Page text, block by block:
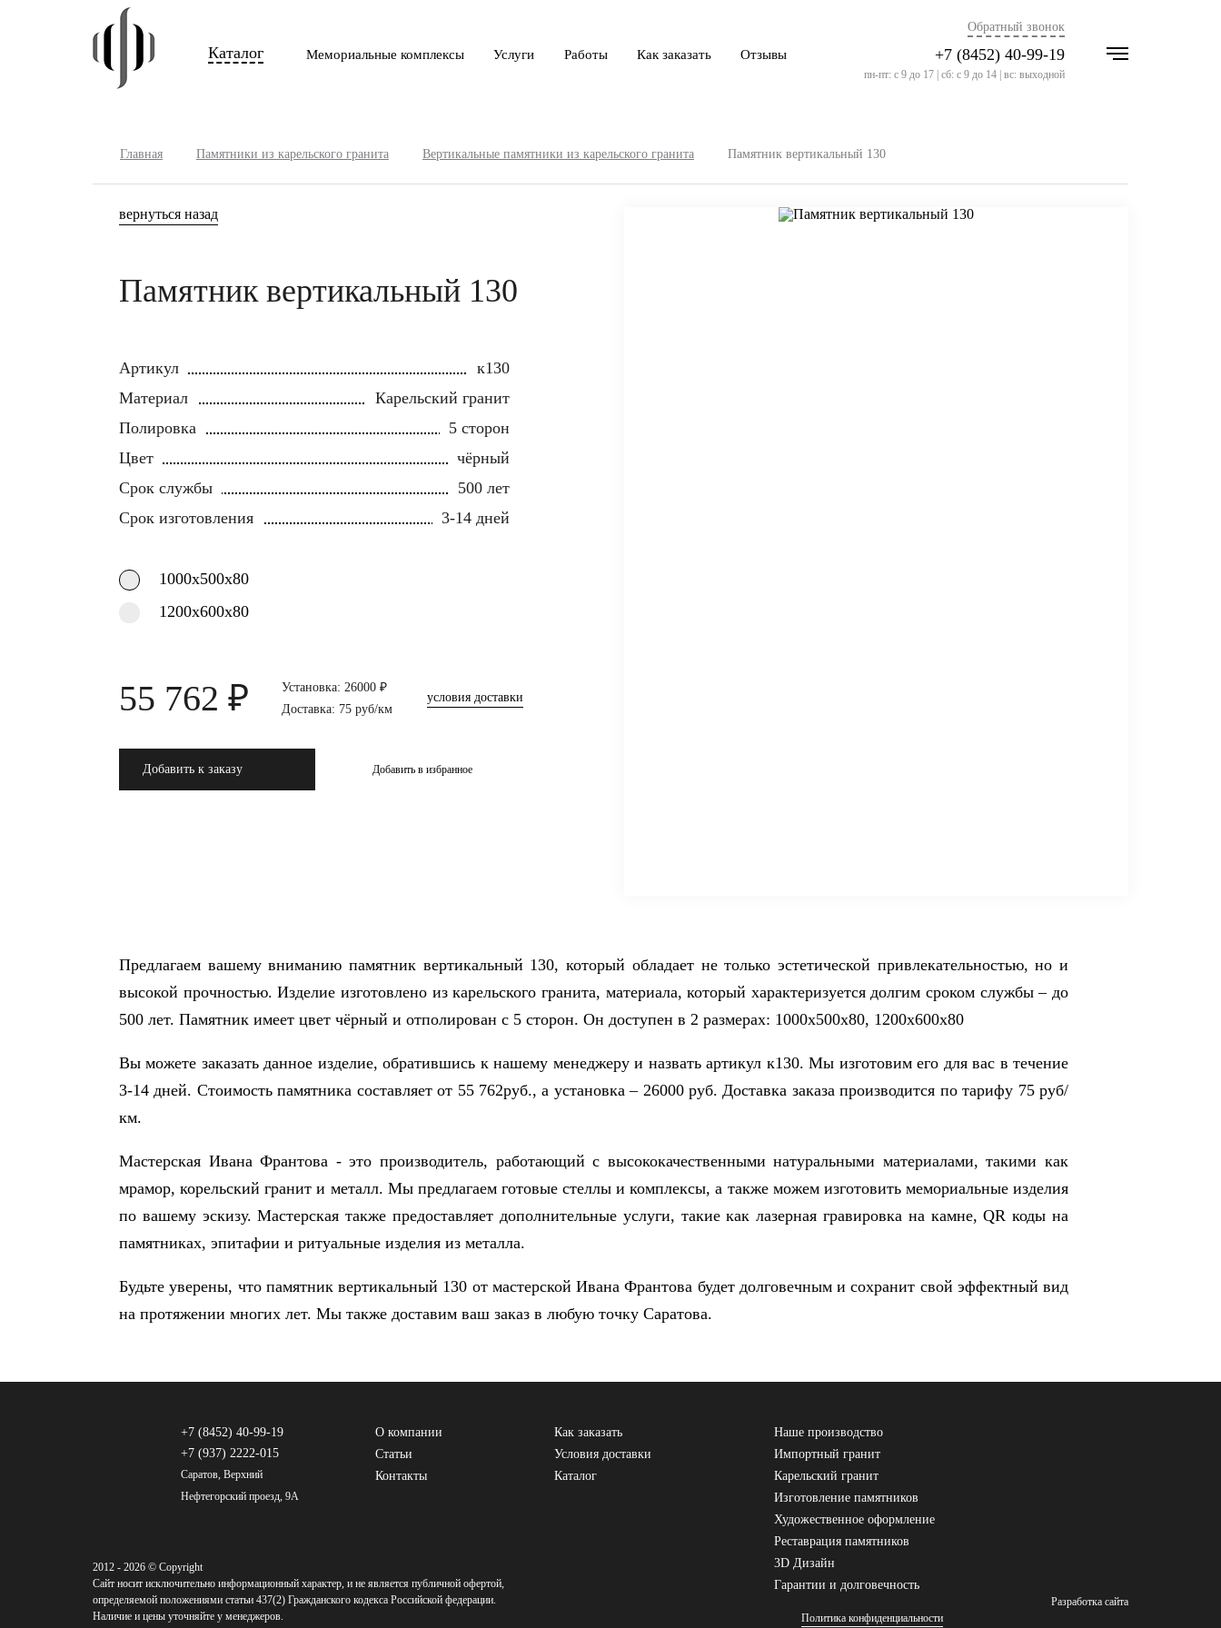
пн-пт: с 9 до 17 | сб: с 9 до 14 | вс: выходной
Каталог Мемориальные комплексы Услуги Работы Как заказать Отзывы
Обратный звонок
+7 (8452) 40-99-19
Главная Памятники из карельского гранита Вертикальные памятники из карельского гранита Памятник вертикальный 130
вернуться назад
Памятник вертикальный 130
Артикул
к130
Материал
Карельский гранит
Полировка
5 сторон
Цвет
чёрный
Срок службы
500 лет
Срок изготовления
3-14 дней
1000х500х80
1200х600х80
55 762 ₽
Установка: 26000 ₽
Доставка: 75 руб/км
условия доставки
Добавить к заказу Добавить в избранное
Предлагаем вашему вниманию памятник вертикальный 130, который обладает не только эстетической привлекательностью, но и
высокой прочностью. Изделие изготовлено из карельского гранита, материала, который характеризуется долгим сроком службы – до
500 лет. Памятник имеет цвет чёрный и отполирован с 5 сторон. Он доступен в 2 размерах: 1000х500х80, 1200х600х80
Вы можете заказать данное изделие, обратившись к нашему менеджеру и назвать артикул к130. Мы изготовим его для вас в течение
3-14 дней. Стоимость памятника составляет от 55 762руб., а установка – 26000 руб. Доставка заказа производится по тарифу 75 руб/
км.
Мастерская Ивана Франтова - это производитель, работающий с высококачественными натуральными материалами, такими как
мрамор, корельский гранит и металл. Мы предлагаем готовые стеллы и комплексы, а также можем изготовить мемориальные изделия
по вашему эскизу. Мастерская также предоставляет дополнительные услуги, такие как лазерная гравировка на камне, QR коды на
памятниках, эпитафии и ритуальные изделия из металла.
Будьте уверены, что памятник вертикальный 130 от мастерской Ивана Франтова будет долговечным и сохранит свой эффектный вид
на протяжении многих лет. Мы также доставим ваш заказ в любую точку Саратова.
+7 (8452) 40-99-19
+7 (937) 2222-015
Саратов, Верхний
Нефтегорский проезд, 9А
О компании
Статьи
Контакты
Как заказать
Условия доставки
Каталог
Наше производство
Импортный гранит
Карельский гранит
Изготовление памятников
Художественное оформление
Реставрация памятников
3D Дизайн
Гарантии и долговечность
2012 - 2026 © Copyright
Сайт носит исключительно информационный характер, и не является публичной офертой,
определяемой положениями статьи 437(2) Гражданского кодекса Российской федерации.
Наличие и цены уточняйте у менеджеров.
Политика конфиденциальности
Разработка сайта